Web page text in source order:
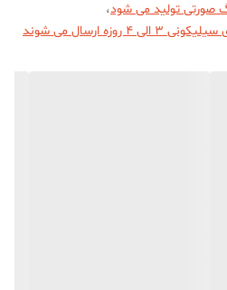
صورتی تولید می شود،
روزه ارسال می شوند